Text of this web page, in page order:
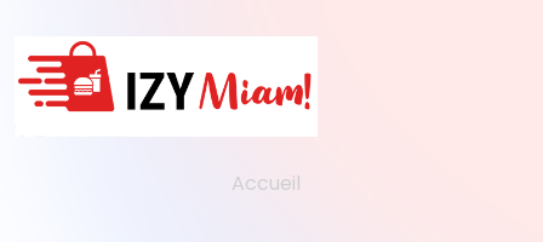
Accueil